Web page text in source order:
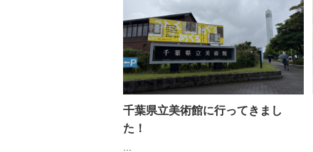
千葉県立美術館に行ってきまし
た！